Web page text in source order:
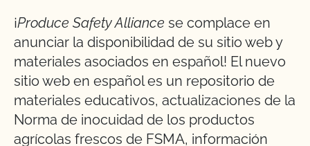
¡Produce Safety Alliance se complace en
anunciar la disponibilidad de su sitio web y
materiales asociados en español! El nuevo
sitio web en español es un repositorio de
materiales educativos, actualizaciones de la
Norma de inocuidad de los productos
agrícolas frescos de FSMA, información